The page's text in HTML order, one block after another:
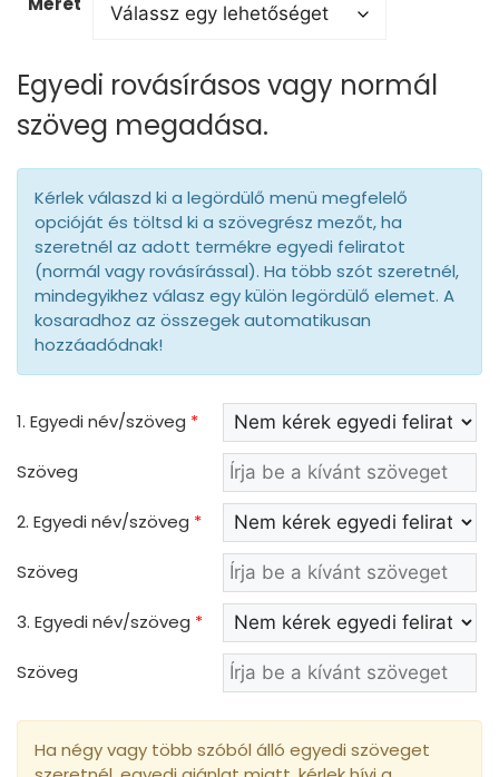
Egyedi rovásírásos vagy normál
szöveg megadása.
Kérlek válaszd ki a legördülő menü megfelelő
opcióját és töltsd ki a szövegrész mezőt, ha
szeretnél az adott termékre egyedi feliratot
(normál vagy rovásírással). Ha több szót szeretnél,
mindegyikhez válasz egy külön legördülő elemet. A
kosaradhoz az összegek automatikusan
hozzáadódnak!
1. Egyedi név/szöveg *
Szöveg
2. Egyedi név/szöveg *
Szöveg
3. Egyedi név/szöveg *
Szöveg
Ha négy vagy több szóból álló egyedi szöveget